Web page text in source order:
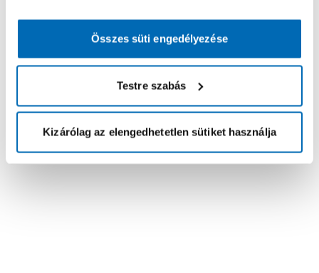
Összes süti engedélyezése
Testre szabás
Kizárólag az elengedhetetlen sütiket használja